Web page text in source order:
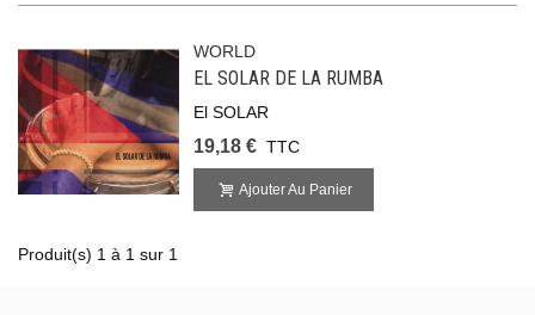
WORLD
EL SOLAR DE LA RUMBA
El SOLAR
19,18 € TTC
Ajouter Au Panier
Produit(s) 1 à 1 sur 1